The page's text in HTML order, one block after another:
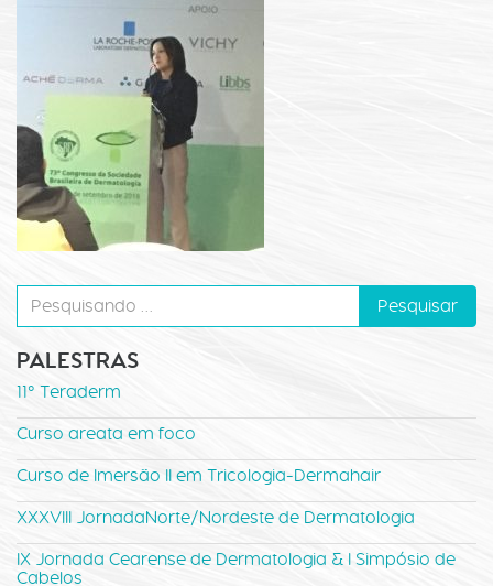
PALESTRAS
11º Teraderm
Curso areata em foco
Curso de Imersão II em Tricologia-Dermahair
XXXVIII JornadaNorte/Nordeste de Dermatologia
IX Jornada Cearense de Dermatologia & I Simpósio de
Cabelos